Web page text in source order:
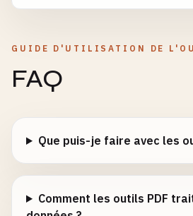
GUIDE D'UTILISATION DE
FAQ
Que puis-je faire avec les
Comment les outils PDF